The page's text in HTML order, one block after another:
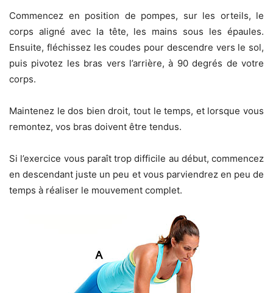
Commencez en position de pompes, sur les orteils, le
corps aligné avec la tête, les mains sous les épaules.
Ensuite, fléchissez les coudes pour descendre vers le sol,
puis pivotez les bras vers l’arrière, à 90 degrés de votre
corps.
Maintenez le dos bien droit, tout le temps, et lorsque vous
remontez, vos bras doivent être tendus.
Si l’exercice vous paraît trop difficile au début, commencez
en descendant juste un peu et vous parviendrez en peu de
temps à réaliser le mouvement complet.